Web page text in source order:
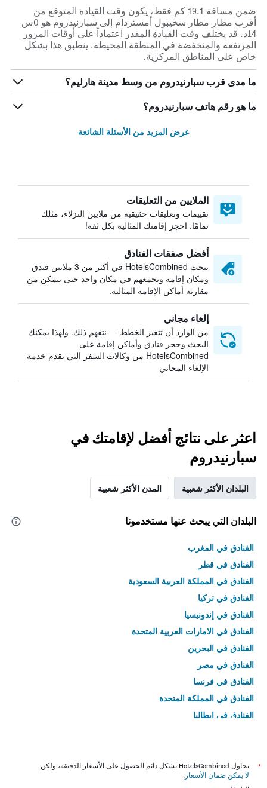
ضمن مسافة 19.1 كم فقط، يكون وقت القيادة المتوقع من
أقرب مطار مطار سخيبول أمستردام إلى سبارنيدروم هو 0س
14د. قد يختلف وقت القيادة المقدر اعتماداً على أوقات المرور
المرتفعة والمنخفضة في المنطقة المحيطة. ينطبق هذا بشكل
خاص على المناطق المركزية.
ما مدى قرب سبارنيدروم من وسط مدينة هارليم؟
ما هو رقم هاتف سبارنيدروم؟
عرض المزيد من الأسئلة الشائعة
الملايين من التعليقات
تقييمات وتعليقات حقيقية من ملايين النزلاء، مثلك
تمامًا. احجز إقامتك المثالية بكل ثقة!
أفضل صفقات الفنادق
يبحث HotelsCombined في أكثر من 3 ملايين فندق
ومكان إقامة ويجمعهم في مكان واحد حتى تتمكن من
مقارنة أماكن الإقامة المثالية.
إلغاء مجاني
من الوارد أن تتغير الخطط — نتفهم ذلك. ولهذا يمكنك
البحث وحجز فنادق وأماكن إقامة على
HotelsCombined من وكالات السفر التي تقدم خدمة
الإلغاء المجاني
اعثر على نتائج أفضل لإقامتك في
سبارنيدروم
البلدان الأكثر شعبية المدن الأكثر شعبية
البلدان التي يبحث عنها مستخدمونا
الفنادق في المغرب
الفنادق في قطر
الفنادق في المملكة العربية السعودية
الفنادق في تركيا
الفنادق في إندونيسيا
الفنادق في الامارات العربية المتحدة
الفنادق في البحرين
الفنادق في مصر
الفنادق في فرنسا
الفنادق في المملكة المتحدة
الفنادق في إيطاليا
*
يحاول HotelsCombined بشكل دائم الحصول على الأسعار الدقيقة، ولكن
لا يمكن ضمان الأسعار .